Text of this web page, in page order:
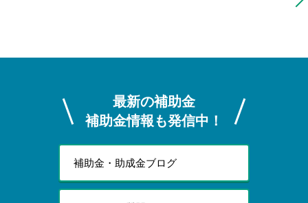
最新の補助金
補助金情報も発信中！
補助金・助成金ブログ